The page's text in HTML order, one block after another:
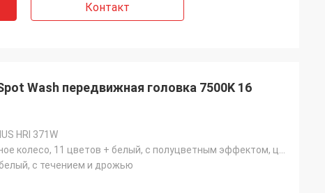
Контакт
Wash передвижная головка 7500K 16
HRI 371W
с течением и дрожью